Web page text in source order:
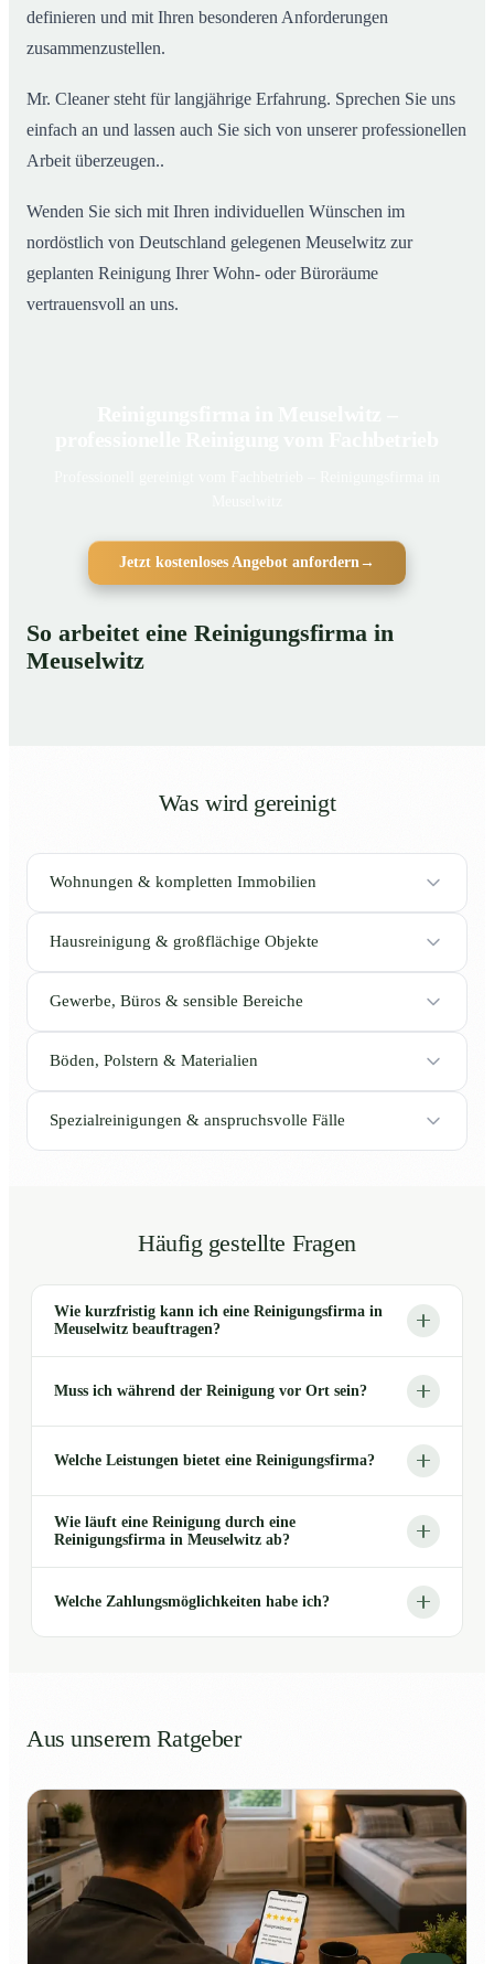
definieren und mit Ihren besonderen Anforderungen
zusammenzustellen.
Mr. Cleaner steht für langjährige Erfahrung. Sprechen Sie uns
einfach an und lassen auch Sie sich von unserer professionellen
Arbeit überzeugen..
Wenden Sie sich mit Ihren individuellen Wünschen im
nordöstlich von Deutschland gelegenen Meuselwitz zur
geplanten Reinigung Ihrer Wohn- oder Büroräume
vertrauensvoll an uns.
Jetzt kostenloses Angebot anfordern →
So arbeitet eine Reinigungsfirma in
Meuselwitz
Was wird gereinigt
Wohnungen & kompletten Immobilien
Hausreinigung & großflächige Objekte
Gewerbe, Büros & sensible Bereiche
Böden, Polstern & Materialien
Spezialreinigungen & anspruchsvolle Fälle
Häufig gestellte Fragen
Wie kurzfristig kann ich eine Reinigungsfirma in
Meuselwitz beauftragen?
Muss ich während der Reinigung vor Ort sein?
Welche Leistungen bietet eine Reinigungsfirma?
Wie läuft eine Reinigung durch eine
Reinigungsfirma in Meuselwitz ab?
Welche Zahlungsmöglichkeiten habe ich?
Aus unserem Ratgeber